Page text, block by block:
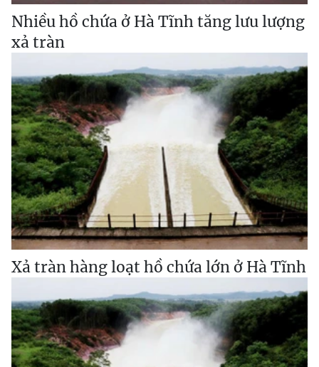
Nhiều hồ chứa ở Hà Tĩnh tăng lưu lượng
xả tràn
Xả tràn hàng loạt hồ chứa lớn ở Hà Tĩnh